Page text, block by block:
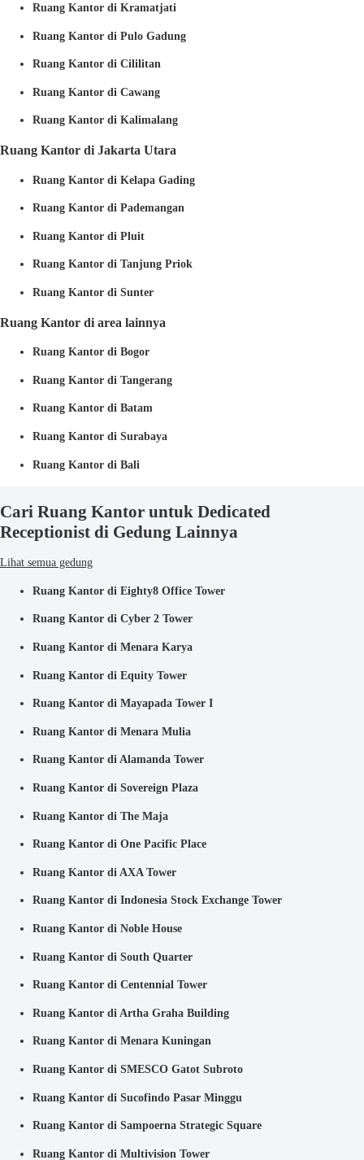
Ruang Kantor di Kramatjati
Ruang Kantor di Pulo Gadung
Ruang Kantor di Cililitan
Ruang Kantor di Cawang
Ruang Kantor di Kalimalang
Ruang Kantor di Jakarta Utara
Ruang Kantor di Kelapa Gading
Ruang Kantor di Pademangan
Ruang Kantor di Pluit
Ruang Kantor di Tanjung Priok
Ruang Kantor di Sunter
Ruang Kantor di area lainnya
Ruang Kantor di Bogor
Ruang Kantor di Tangerang
Ruang Kantor di Batam
Ruang Kantor di Surabaya
Ruang Kantor di Bali
Cari Ruang Kantor untuk Dedicated
Receptionist di Gedung Lainnya
Lihat semua gedung
Ruang Kantor di Eighty8 Office Tower
Ruang Kantor di Cyber 2 Tower
Ruang Kantor di Menara Karya
Ruang Kantor di Equity Tower
Ruang Kantor di Mayapada Tower I
Ruang Kantor di Menara Mulia
Ruang Kantor di Alamanda Tower
Ruang Kantor di Sovereign Plaza
Ruang Kantor di The Maja
Ruang Kantor di One Pacific Place
Ruang Kantor di AXA Tower
Ruang Kantor di Indonesia Stock Exchange Tower
Ruang Kantor di Noble House
Ruang Kantor di South Quarter
Ruang Kantor di Centennial Tower
Ruang Kantor di Artha Graha Building
Ruang Kantor di Menara Kuningan
Ruang Kantor di SMESCO Gatot Subroto
Ruang Kantor di Sucofindo Pasar Minggu
Ruang Kantor di Sampoerna Strategic Square
Ruang Kantor di Multivision Tower